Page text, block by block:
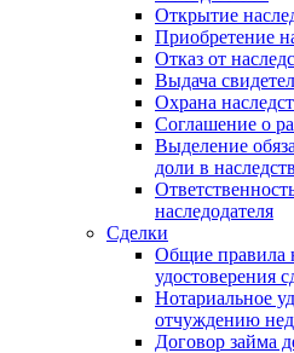
Открытие
Приобретение
Отказ от
Выдача
Охрана
Соглашение о
Выделение
доли в
наследодателя
Сделки
Общие правила
удостоверения
Нотариальное
отчуждению
Договор займа